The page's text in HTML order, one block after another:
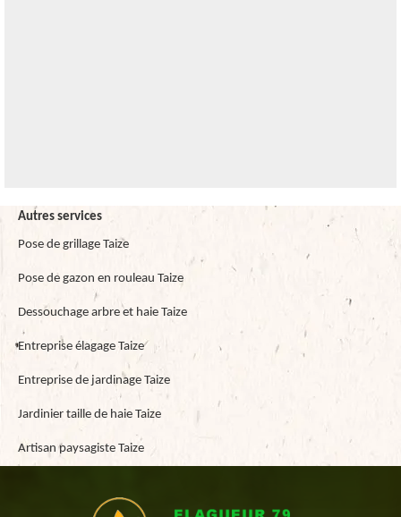
Autres services
Pose de grillage Taize
Pose de gazon en rouleau Taize
Dessouchage arbre et haie Taize
Entreprise élagage Taize
Entreprise de jardinage Taize
Jardinier taille de haie Taize
Artisan paysagiste Taize